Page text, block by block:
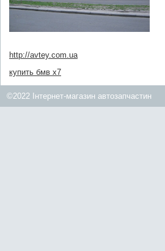
http://avtey.com.ua
купить бмв x7
©2022 Інтернет-магазин автозапчастин